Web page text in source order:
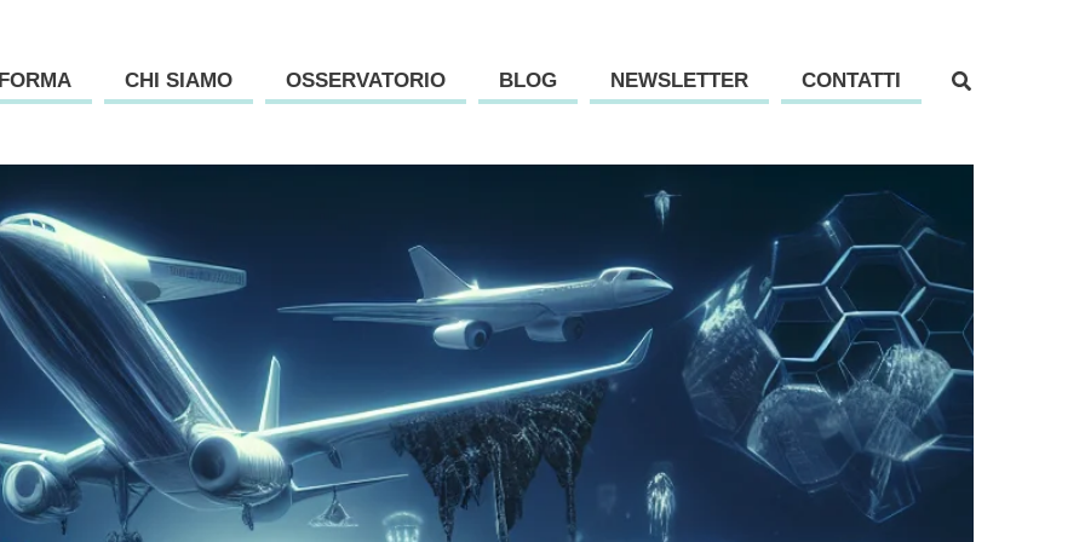
CHI SIAMO OSSERVATORIO BLOG NEWSLETTER CONTATTI